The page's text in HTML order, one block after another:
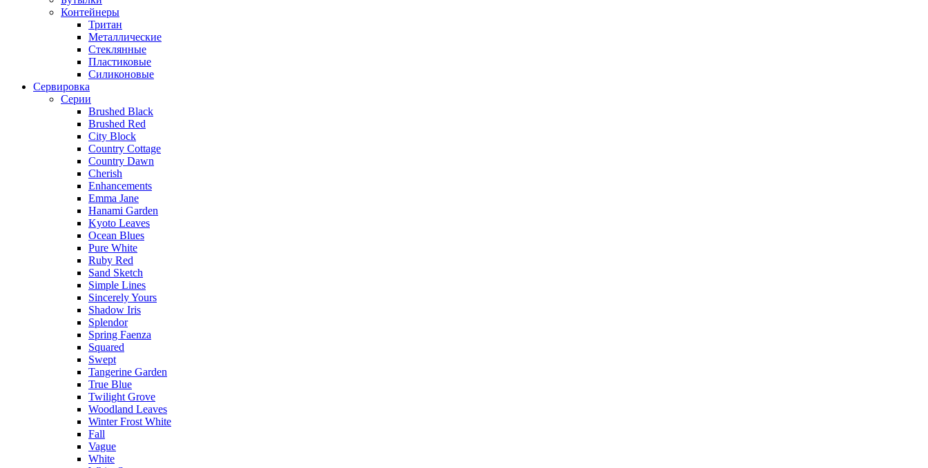
Контейнеры
Тритан
Металлические
Стеклянные
Пластиковые
Силиконовые
Сервировка
Серии
Brushed Black
Brushed Red
City Block
Country Cottage
Country Dawn
Cherish
Enhancements
Emma Jane
Hanami Garden
Kyoto Leaves
Ocean Blues
Pure White
Ruby Red
Sand Sketch
Simple Lines
Sincerely Yours
Shadow Iris
Splendor
Spring Faenza
Squared
Swept
Tangerine Garden
True Blue
Twilight Grove
Woodland Leaves
Winter Frost White
Fall
Vague
White